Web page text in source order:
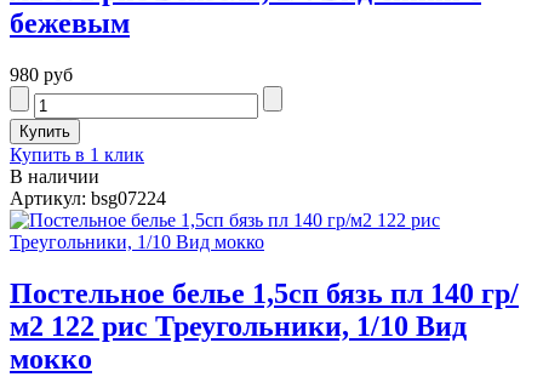
бежевым
980 руб
Купить в 1 клик
В наличии
Артикул: bsg07224
Постельное белье 1,5сп бязь пл 140 гр/
м2 122 рис Треугольники, 1/10 Вид
мокко